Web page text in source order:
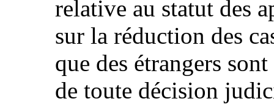
relative au statut des
sur la réduction des
que des étrangers
de toute décision